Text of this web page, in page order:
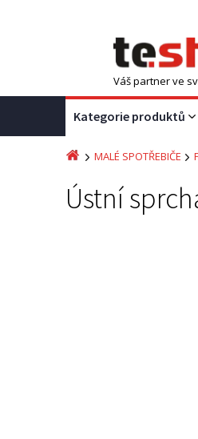
Váš partner ve
Kategorie produktů
MALÉ SPOTŘEBIČE
Ústní